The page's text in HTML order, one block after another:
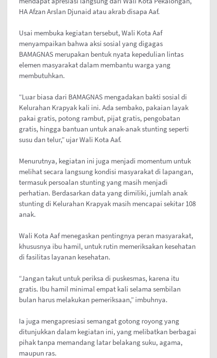
HA Afzan Arslan Djunaid atau akrab disapa Aaf.
Usai membuka kegiatan tersebut, Wali Kota Aaf
menyampaikan bahwa aksi sosial yang digagas
BAMAGNAS merupakan bentuk nyata kepedulian lintas
elemen masyarakat dalam membantu warga yang
membutuhkan.
“Luar biasa dari BAMAGNAS mengadakan bakti sosial di
Kelurahan Krapyak kali ini. Ada sembako, pakaian layak
pakai gratis, potong rambut, pijat gratis, pengobatan
gratis, hingga bantuan untuk anak-anak stunting seperti
susu dan telur,” ujar Wali Kota Aaf.
Menurutnya, kegiatan ini juga menjadi momentum untuk
melihat secara langsung kondisi masyarakat di lapangan,
termasuk persoalan stunting yang masih menjadi
perhatian. Berdasarkan data yang dimiliki, jumlah anak
stunting di Kelurahan Krapyak masih mencapai sekitar 108
anak.
Wali Kota Aaf menegaskan pentingnya peran masyarakat,
khususnya ibu hamil, untuk rutin memeriksakan kesehatan
di fasilitas layanan kesehatan.
“Jangan takut untuk periksa di puskesmas, karena itu
gratis. Ibu hamil minimal empat kali selama sembilan
bulan harus melakukan pemeriksaan,” imbuhnya.
Ia juga mengapresiasi semangat gotong royong yang
ditunjukkan dalam kegiatan ini, yang melibatkan berbagai
pihak tanpa memandang latar belakang suku, agama,
maupun ras.